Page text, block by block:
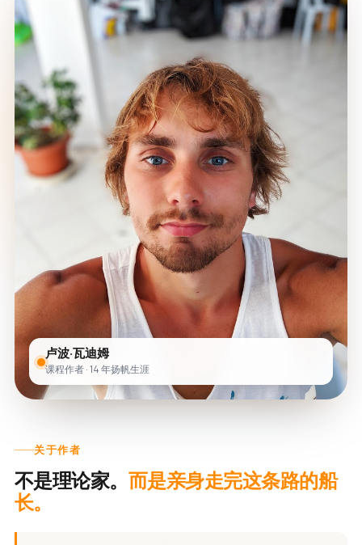
卢波·瓦迪姆
课程作者 · 14 年扬帆生涯
关于作者
不是理论家。 而是亲身走完这条路的船
长。